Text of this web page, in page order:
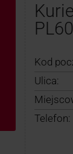
Kod
Ulica:
Telefon: